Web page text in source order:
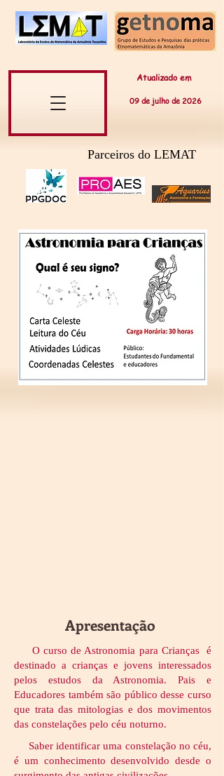
Atualizado em
09 dejulhode 2026
Parceiros do LEMAT
Apresentação
O curso de Astronomia para Crianças é
destinado a crianças e jovens interessados
pelos estudos da Astronomia. Pais e
Educadores também são público desse curso
que trata das mitologias e dos movimentos
das constelações pelo céu noturno.
Saber identificar uma constelação no céu,
é um conhecimento desenvolvido desde o